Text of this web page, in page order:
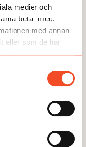
medier och
med.
med annan
eller som de har